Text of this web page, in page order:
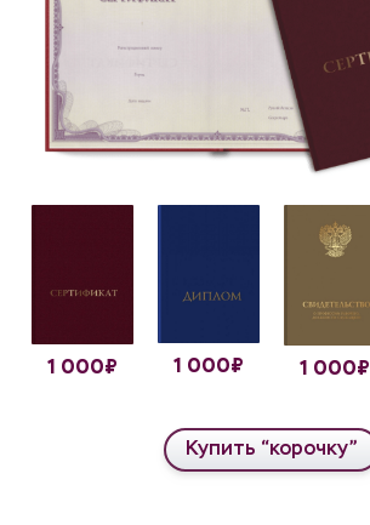
1 000₽ 1 000₽ 1 000₽
Купить “корочку”